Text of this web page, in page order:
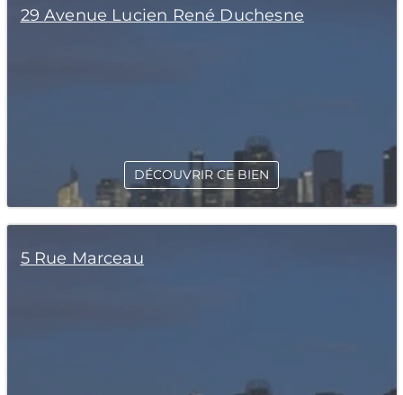
29 Avenue Lucien René Duchesne
DÉCOUVRIR CE BIEN
5 Rue Marceau